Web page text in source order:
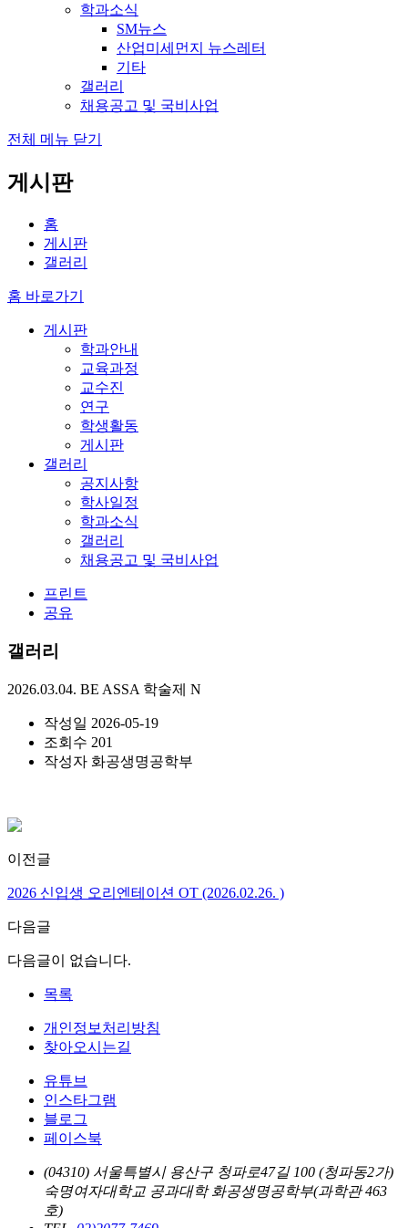
학과소식
SM뉴스
산업미세먼지 뉴스레터
기타
갤러리
채용공고 및 국비사업
전체 메뉴 닫기
게시판
홈
게시판
갤러리
홈 바로가기
게시판
학과안내
교육과정
교수진
연구
학생활동
게시판
갤러리
공지사항
학사일정
학과소식
갤러리
채용공고 및 국비사업
프린트
공유
갤러리
2026.03.04. BE ASSA 학술제 N
작성일 2026-05-19
조회수 201
작성자 화공생명공학부
이전글
2026 신입생 오리엔테이션 OT (2026.02.26. )
다음글
다음글이 없습니다.
목록
개인정보처리방침
찾아오시는길
유튜브
인스타그램
블로그
페이스북
(04310) 서울특별시 용산구 청파로47길 100 (청파동2가)
숙명여자대학교 공과대학 화공생명공학부(과학관 463
호)